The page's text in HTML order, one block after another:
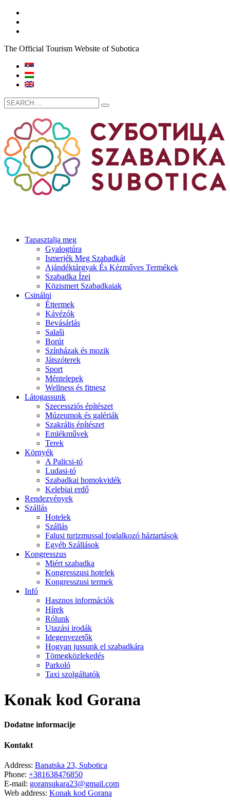
The Official Tourism Website of Subotica
Tapasztalja meg
Gyalogtúra
Ismerjék Meg Szabadkát
Ajándéktárgyak És Kézműves Termékek
Szabadka Ízei
Közismert Szabadkaiak
Csinálni
Éttermek
Kávézók
Bevásárlás
Salaši
Borút
Színházak és mozik
Játszóterek
Sport
Méntelepek
Wellness és fitnesz
Látogassunk
Szecessziós építészet
Múzeumok és galériák
Szakrális építészet
Emlékművek
Terek
Környék
A Palicsi-tó
Ludasi-tó
Szabadkai homokvidék
Kelebiai erdő
Rendezvények
Szállás
Hotelek
Szállás
Falusi turizmussal foglalkozó háztartások
Egyéb Szállások
Kongresszus
Miért szabadka
Kongresszusi hotelek
Kongresszusi termek
Infó
Hasznos információk
Hírek
Rólunk
Utazási irodák
Idegenvezetők
Hogyan jussunk el szabadkára
Tömegközlekedés
Parkoló
Taxi szolgáltatók
Konak kod Gorana
Dodatne informacije
Kontakt
Address: Banatska 23, Subotica
Phone: +381638476850
E-mail: goransukara23@gmail.com
Web address: Konak kod Gorana